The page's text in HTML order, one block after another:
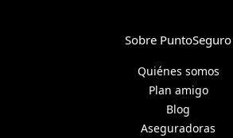
Sobre PuntoSeguro
Quiénes somos
Plan amigo
Blog
Aseguradoras